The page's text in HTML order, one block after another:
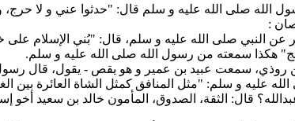
:
عن النبي صلى الله عليه و سلم، قال: "بُني الإسلام على
هكذا سمعته من رسول الله صلى الله عليه و سلم.
بن روذي، سمعت عبيد بن عمير و هو يقص - يقول، قال
عليه و سلم: "مثل المنافق كمثل الشاة العائرة بين
قال: الثقة، الصدوق، المأمون خالد بن سعيد